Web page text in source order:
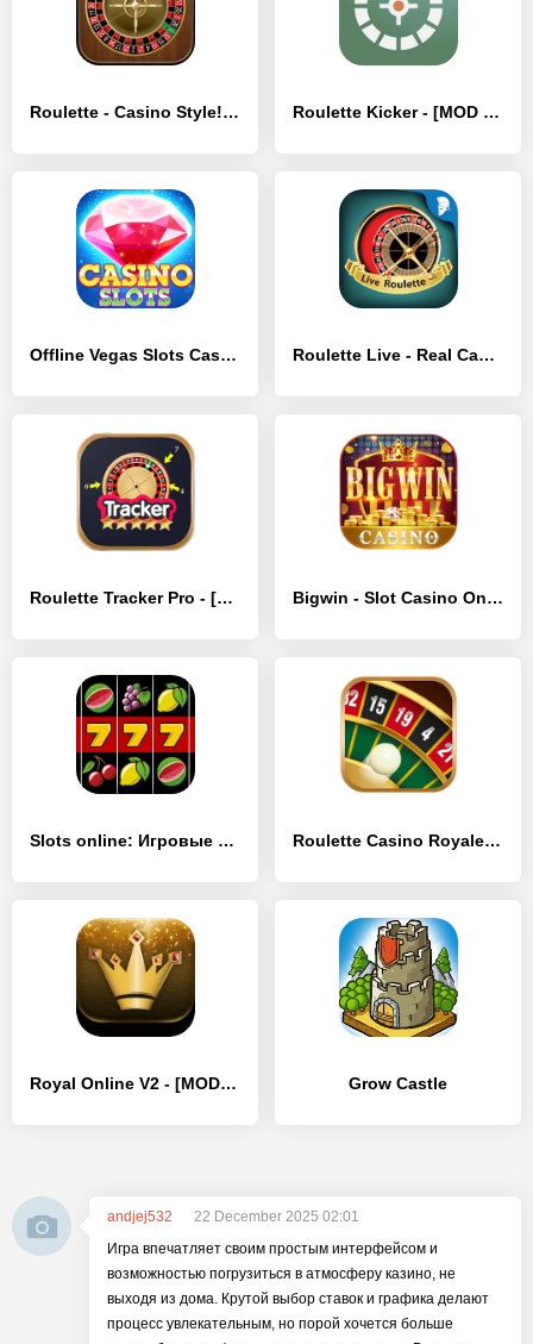
Roulette - Casino Style! - [MOD Много монет] Roulette Kicker - [MOD Бесконечные монеты]
Offline Vegas Slots Casino - [MOD Много монет] Roulette Live - Real Casino Ro - [MOD Бесконечные деньги]
Roulette Tracker Pro - [MOD Много денег] Bigwin - Slot Casino Online - [MOD Бесконечные монеты]
Slots online: Игровые Автоматы - [MOD Много денег] Roulette Casino Royale - [MOD Бесконечные монеты]
Royal Online V2 - [MOD Много денег] Grow Castle
andjej532
22 December 2025 02:01
Игра впечатляет своим простым интерфейсом и
возможностью погрузиться в атмосферу казино, не
выходя из дома. Крутой выбор ставок и графика делают
процесс увлекательным, но порой хочется больше